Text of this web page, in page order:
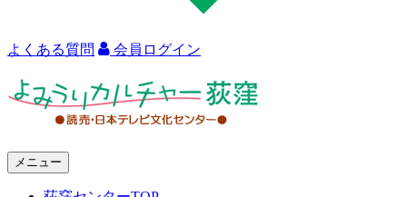
よくある質問 会員ログイン
メニュー